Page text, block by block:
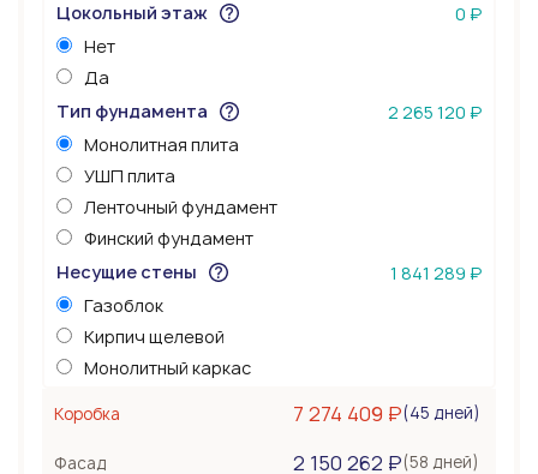
Цокольный этаж
0 ₽
Нет
Да
Тип фундамента
2 265 120 ₽
Монолитная плита
УШП плита
Ленточный фундамент
Финский фундамент
Несущие стены
1 841 289 ₽
Газоблок
Кирпич щелевой
Монолитный каркас
Бетонные стены
Коробка 7 274 409 ₽(45 дней)
Фасад 2 150 262 ₽(58 дней)